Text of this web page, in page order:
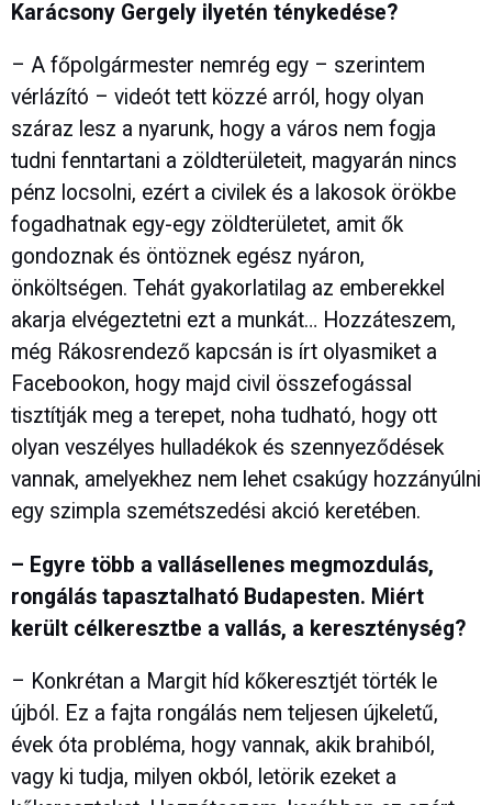
Karácsony Gergely ilyetén ténykedése?
– A főpolgármester nemrég egy – szerintem
vérlázító – videót tett közzé arról, hogy olyan
száraz lesz a nyarunk, hogy a város nem fogja
tudni fenntartani a zöldterületeit, magyarán nincs
pénz locsolni, ezért a civilek és a lakosok örökbe
fogadhatnak egy-egy zöldterületet, amit ők
gondoznak és öntöznek egész nyáron,
önköltségen. Tehát gyakorlatilag az emberekkel
akarja elvégeztetni ezt a munkát… Hozzáteszem,
még Rákosrendező kapcsán is írt olyasmiket a
Facebookon, hogy majd civil összefogással
tisztítják meg a terepet, noha tudható, hogy ott
olyan veszélyes hulladékok és szennyeződések
vannak, amelyekhez nem lehet csakúgy hozzányúlni
egy szimpla szemétszedési akció keretében.
– Egyre több a vallásellenes megmozdulás,
rongálás tapasztalható Budapesten. Miért
került célkeresztbe a vallás, a kereszténység?
– Konkrétan a Margit híd kőkeresztjét törték le
újból. Ez a fajta rongálás nem teljesen újkeletű,
évek óta probléma, hogy vannak, akik brahiból,
vagy ki tudja, milyen okból, letörik ezeket a